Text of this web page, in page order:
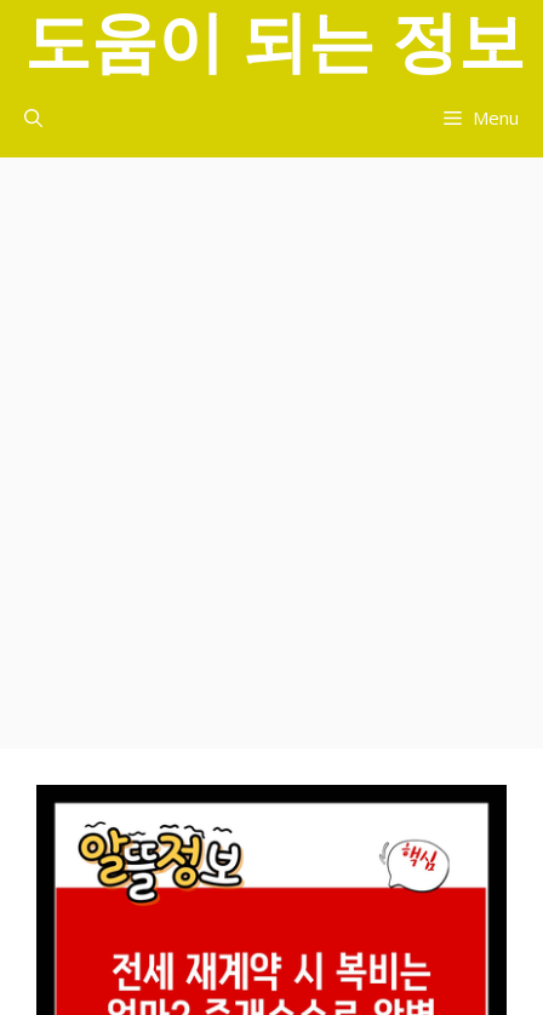
너
도움이 되는 정보
Menu